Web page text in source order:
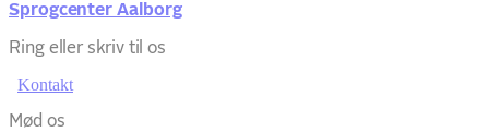
Sprogcenter Aalborg
Ring eller skriv til os
Kontakt
Mød os